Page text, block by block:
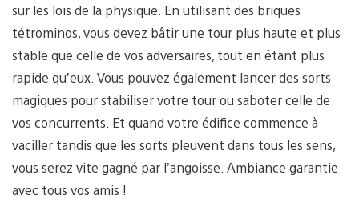
sur les lois de la physique. En utilisant des briques
tétrominos, vous devez bâtir une tour plus haute et plus
stable que celle de vos adversaires, tout en étant plus
rapide qu’eux. Vous pouvez également lancer des sorts
magiques pour stabiliser votre tour ou saboter celle de
vos concurrents. Et quand votre édifice commence à
vaciller tandis que les sorts pleuvent dans tous les sens,
vous serez vite gagné par l’angoisse. Ambiance garantie
avec tous vos amis !